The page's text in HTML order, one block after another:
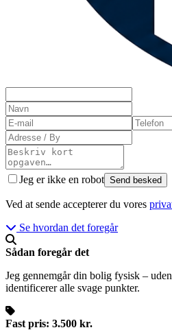
Jeg er ikke en robot Send besked
Ved at sende accepterer du vores
Se hvordan det foregår
Sådan foregår det
Jeg gennemgår din bolig fysisk –
identificerer alle svage punkter.
Fast pris: 3.500 kr.